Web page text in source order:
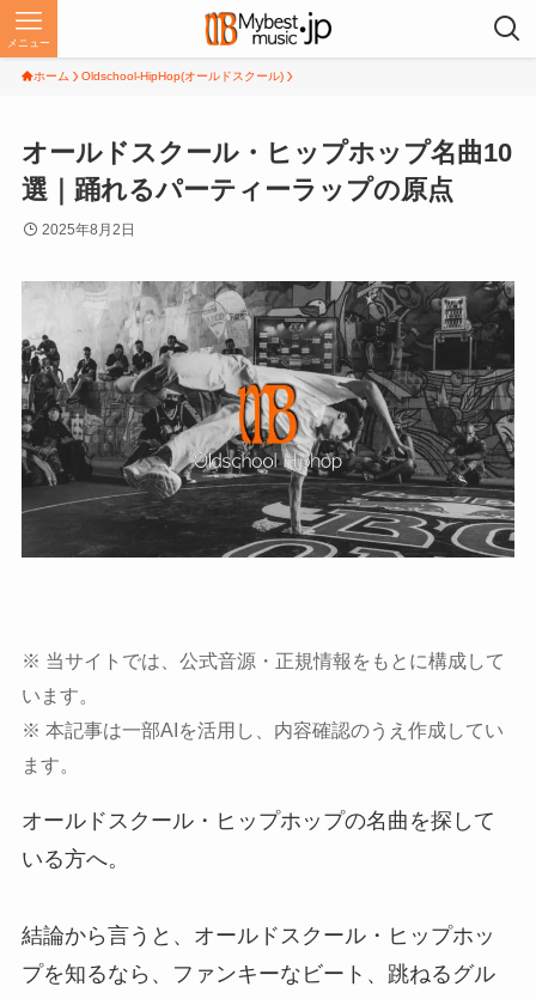
メニュー
ホーム Oldschool-HipHop(オールドスクール)
オールドスクール・ヒップホップ名曲10
選｜踊れるパーティーラップの原点
2025年8月2日
※ 当サイトでは、公式音源・正規情報をもとに構成して
います。
※ 本記事は一部AIを活用し、内容確認のうえ作成してい
ます。
オールドスクール・ヒップホップの名曲を探して
いる方へ。
結論から言うと、オールドスクール・ヒップホッ
プを知るなら、ファンキーなビート、跳ねるグル